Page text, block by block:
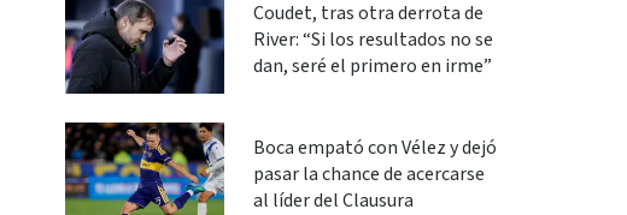
Coudet, tras otra derrota de
River: “Si los resultados no se
dan, seré el primero en irme”
Boca empató con Vélez y dejó
pasar la chance de acercarse
al líder del Clausura